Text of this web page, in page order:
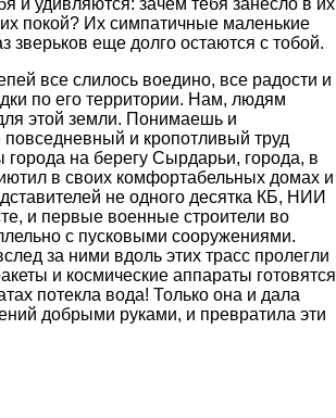
и удивляются: зачем тебя занесло в их
покой? Их симпатичные маленькие
зверьков еще долго остаются с тобой.
все слилось воедино, все радости и
по его территории. Нам, людям
этой земли. Понимаешь и
и кропотливый труд
на берегу Сырдарьи, города, в
в своих комфортабельных домах и
не одного десятка КБ, НИИ
и первые военные строители во
с пусковыми сооружениями.
за ними вдоль этих трасс пролегли
и космические аппараты готовятся
потекла вода! Только она и дала
добрыми руками, и превратила эти